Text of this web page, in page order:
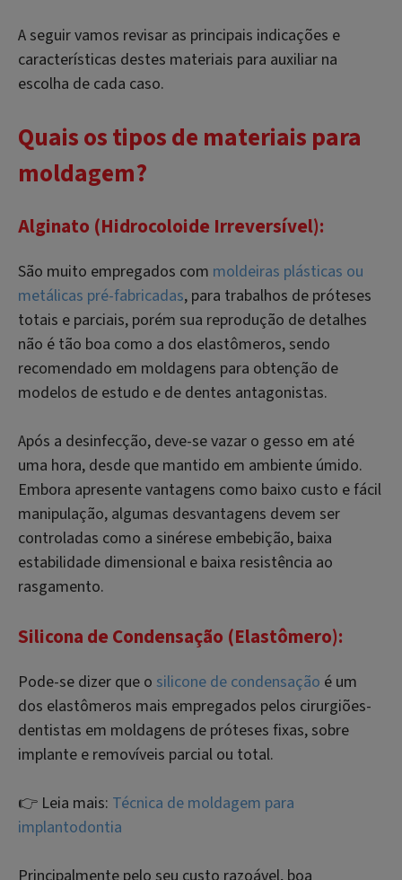
A seguir vamos revisar as principais indicações e
características destes materiais para auxiliar na
escolha de cada caso.
Quais os tipos de materiais para
moldagem?
Alginato (Hidrocoloide Irreversível):
São muito empregados com moldeiras plásticas ou
metálicas pré-fabricadas, para trabalhos de próteses
totais e parciais, porém sua reprodução de detalhes
não é tão boa como a dos elastômeros, sendo
recomendado em moldagens para obtenção de
modelos de estudo e de dentes antagonistas.
Após a desinfecção, deve-se vazar o gesso em até
uma hora, desde que mantido em ambiente úmido.
Embora apresente vantagens como baixo custo e fácil
manipulação, algumas desvantagens devem ser
controladas como a sinérese embebição, baixa
estabilidade dimensional e baixa resistência ao
rasgamento.
Silicona de Condensação (Elastômero):
Pode-se dizer que o silicone de condensação é um
dos elastômeros mais empregados pelos cirurgiões-
dentistas em moldagens de próteses fixas, sobre
implante e removíveis parcial ou total.
👉 Leia mais: Técnica de moldagem para
implantodontia